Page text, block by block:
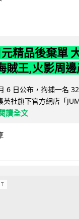
精品後棄單
賊王,火影周
6 日公布，拘捕一名
社旗下官方網店「
閱讀全文